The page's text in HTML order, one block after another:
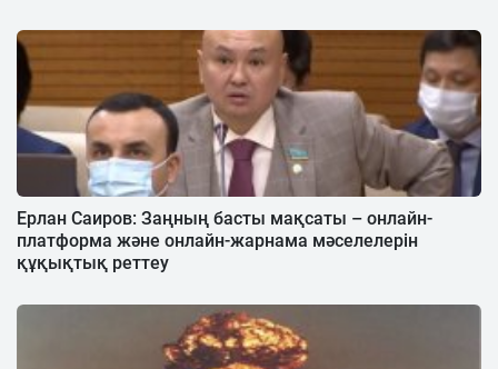
Ерлан Саиров: Заңның басты мақсаты – онлайн-
платформа және онлайн-жарнама мәселелерін
құқықтық реттеу